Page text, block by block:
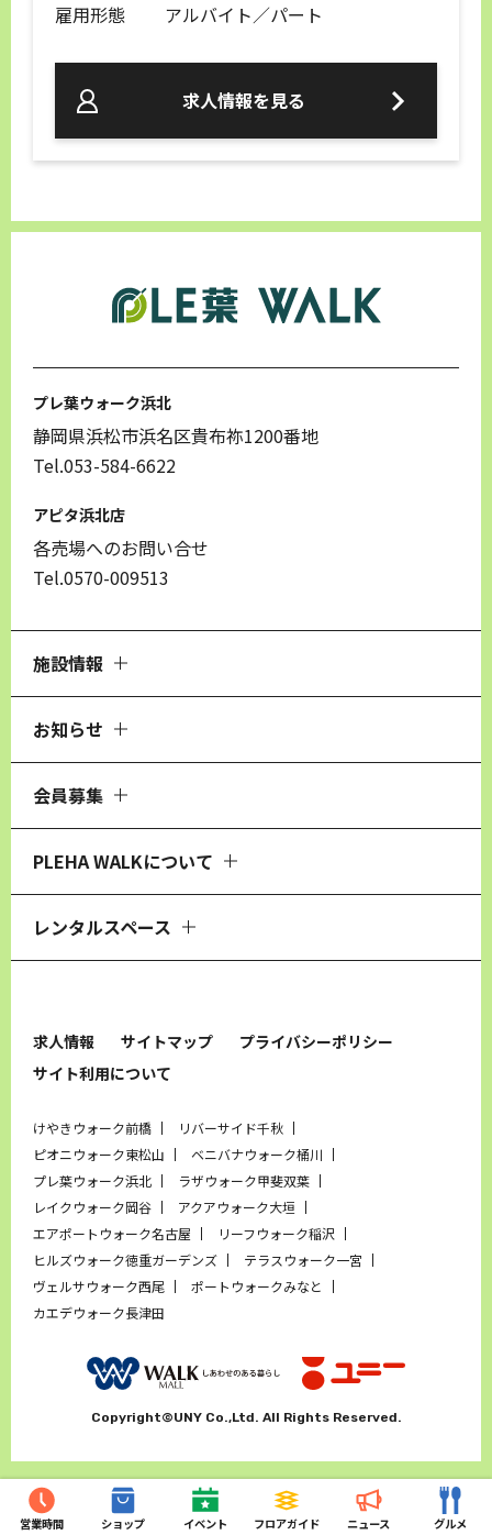
営業時間 ショップ イベント フロアガイド ニュース グルメ
雇用形態
アルバイト／パート
求人情報を見る
プレ葉ウォーク浜北
静岡県浜松市浜名区貴布祢1200番地
Tel.053-584-6622
アピタ浜北店
各売場へのお問い合せ
Tel.0570-009513
施設情報
お知らせ
会員募集
PLEHA WALKについて
レンタルスペース
求人情報 サイトマップ
プライバシーポリシー
サイト利用について
けやきウォーク前橋
リバーサイド千秋
ピオニウォーク東松山
ベニバナウォーク桶川
プレ葉ウォーク浜北
ラザウォーク甲斐双葉
レイクウォーク岡谷
アクアウォーク大垣
エアポートウォーク名古屋
リーフウォーク稲沢
ヒルズウォーク徳重ガーデンズ
テラスウォーク一宮
ヴェルサウォーク西尾
ポートウォークみなと
カエデウォーク長津田
Copyright©UNY Co.,Ltd. All Rights Reserved.